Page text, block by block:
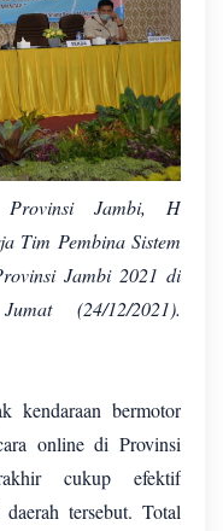
Provinsi Jambi, H
Tim Pembina Sistem
Jambi 2021 di
(24/12/2021).
kendaraan bermotor
online di Provinsi
cukup efektif
tersebut. Total